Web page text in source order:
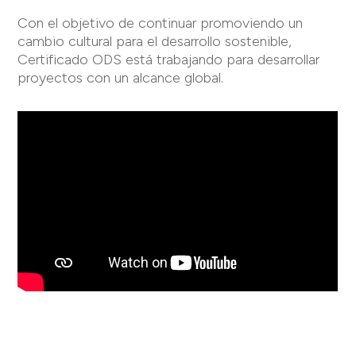
Con el objetivo de continuar promoviendo un
cambio cultural para el desarrollo sostenible,
Certificado ODS está trabajando para desarrollar
proyectos con un alcance global.